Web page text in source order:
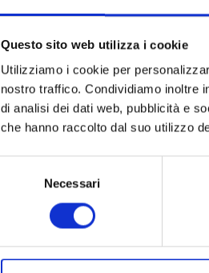
Questo sito web utilizza i cookie
Utilizziamo i cookie per
nostro traffico. Condividiamo inoltre
di analisi dei dati web, pubblicità e
che hanno raccolto dal suo utilizzo
Necessaritre importanti premi
di oggi, un racconto
su notizie mail lette.